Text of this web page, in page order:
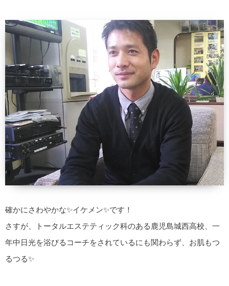
確かにさわやかな✨イケメン✨です！
さすが、トータルエステティック科のある鹿児島城西高校、一
年中日光を浴びるコーチをされているにも関わらず、お肌もつ
るつる✨